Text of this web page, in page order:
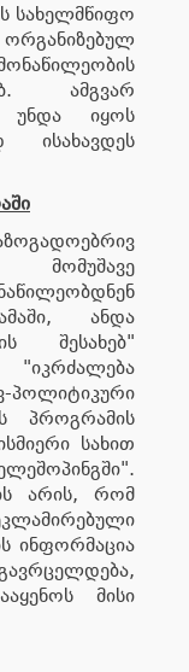
სახელმწიფო
ამგვარ
უნდა იყოს
ისახავდეს
მომუშავე
ანდა
შესახებ"
"იკრძალება
პოლიტიკური
პროგრამის
სახით
არის, რომ
ინფორმაცია
მისი